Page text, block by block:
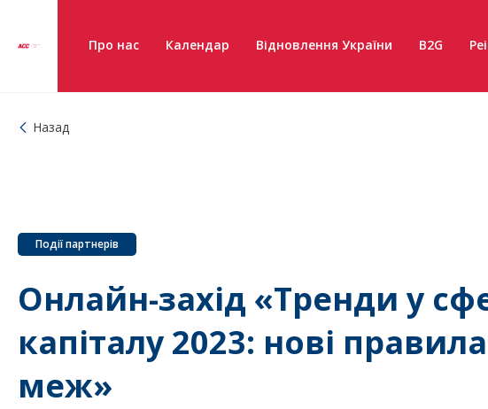
Про нас Календар Відновлення України B2G
Назад
Події партнерів
Онлайн-захід «Тренди у
капіталу 2023: нові
меж»